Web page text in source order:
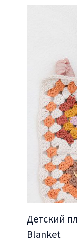
Детский
Blanket